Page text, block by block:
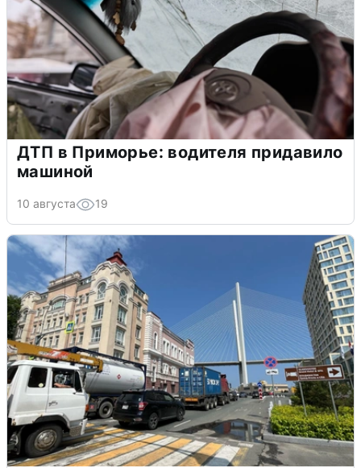
ДТП в Приморье: водителя придавило
машиной
10 августа 19